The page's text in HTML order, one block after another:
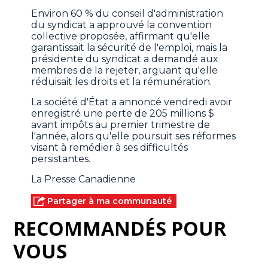
Environ 60 % du conseil d'administration
du syndicat a approuvé la convention
collective proposée, affirmant qu'elle
garantissait la sécurité de l'emploi, mais la
présidente du syndicat a demandé aux
membres de la rejeter, arguant qu'elle
réduisait les droits et la rémunération.
La société d'État a annoncé vendredi avoir
enregistré une perte de 205 millions $
avant impôts au premier trimestre de
l'année, alors qu'elle poursuit ses réformes
visant à remédier à ses difficultés
persistantes.
La Presse Canadienne
Partager à ma communauté
RECOMMANDÉS POUR
VOUS